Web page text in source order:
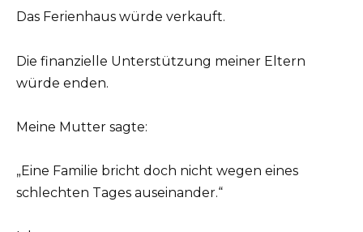
Das Ferienhaus würde verkauft.
Die finanzielle Unterstützung meiner Eltern
würde enden.
Meine Mutter sagte:
„Eine Familie bricht doch nicht wegen eines
schlechten Tages auseinander.“